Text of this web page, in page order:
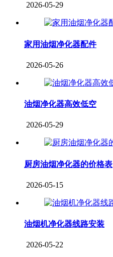
2026-05-29
家用油烟净化器配件
2026-05-26
油烟净化器高效低空
2026-05-29
厨房油烟净化器的价格表
2026-05-15
油烟机净化器线路安装
2026-05-22